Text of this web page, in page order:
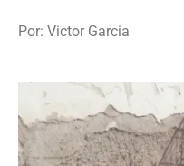
Por: Victor Garcia